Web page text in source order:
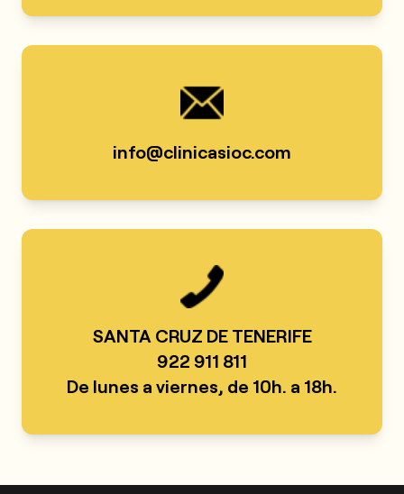
info@clinicasioc.com
SANTA CRUZ DE TENERIFE
922 911 811
De lunes a viernes, de 10h. a 18h.